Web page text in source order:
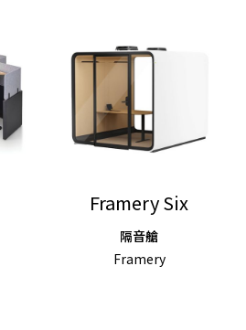
Framery Six
隔音艙
Framery